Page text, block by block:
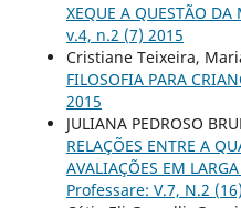
XEQUE A QUESTÃO
v.4, n.2 (7) 2015
Cristiane Teixeira,
FILOSOFIA PARA
2015
JULIANA PEDROSO
RELAÇÕES ENTRE A
AVALIAÇÕES EM
Professare: V.7, N.2